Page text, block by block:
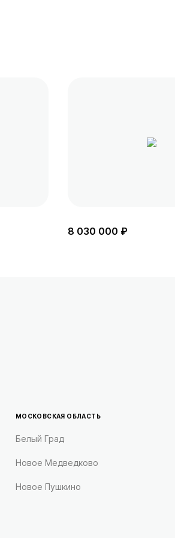
8 030 000 ₽
МОСКОВСКАЯ ОБЛАСТЬ
Белый Град
Новое Медведково
Новое Пушкино